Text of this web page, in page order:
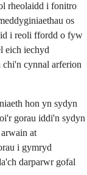
rheolaidd i fonitro
os
i reoli ffordd o fyw
eich iechyd
cynnal arferion
hon yn sydyn
gorau iddi'n sydyn
at
i gymryd
darparwr gofal